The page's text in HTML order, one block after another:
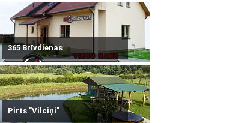
365 Brīvdienas
Pirts "Vilciņi"